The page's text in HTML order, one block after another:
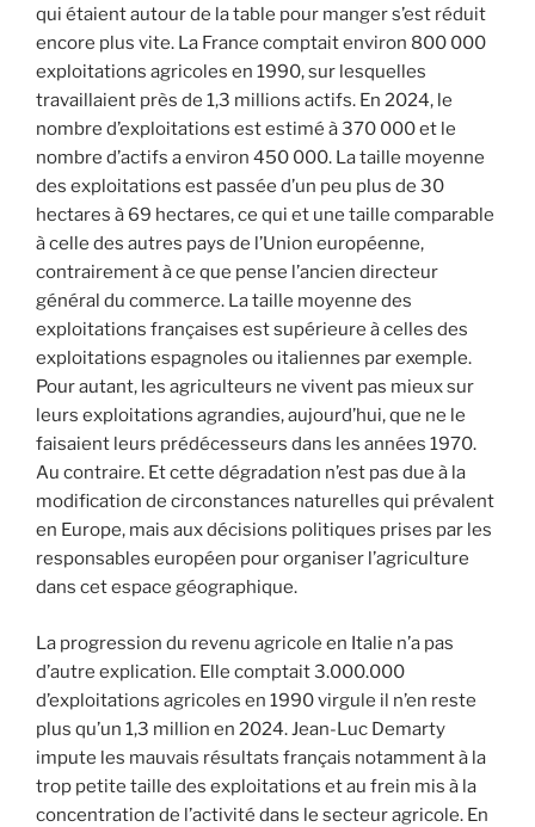
qui étaient autour de la table pour manger s’est réduit
encore plus vite. La France comptait environ 800 000
exploitations agricoles en 1990, sur lesquelles
travaillaient près de 1,3 millions actifs. En 2024, le
nombre d’exploitations est estimé à 370 000 et le
nombre d’actifs a environ 450 000. La taille moyenne
des exploitations est passée d’un peu plus de 30
hectares à 69 hectares, ce qui et une taille comparable
à celle des autres pays de l’Union européenne,
contrairement à ce que pense l’ancien directeur
général du commerce. La taille moyenne des
exploitations françaises est supérieure à celles des
exploitations espagnoles ou italiennes par exemple.
Pour autant, les agriculteurs ne vivent pas mieux sur
leurs exploitations agrandies, aujourd’hui, que ne le
faisaient leurs prédécesseurs dans les années 1970.
Au contraire. Et cette dégradation n’est pas due à la
modification de circonstances naturelles qui prévalent
en Europe, mais aux décisions politiques prises par les
responsables européen pour organiser l’agriculture
dans cet espace géographique.
La progression du revenu agricole en Italie n’a pas
d’autre explication. Elle comptait 3.000.000
d’exploitations agricoles en 1990 virgule il n’en reste
plus qu’un 1,3 million en 2024. Jean-Luc Demarty
impute les mauvais résultats français notamment à la
trop petite taille des exploitations et au frein mis à la
concentration de l’activité dans le secteur agricole. En